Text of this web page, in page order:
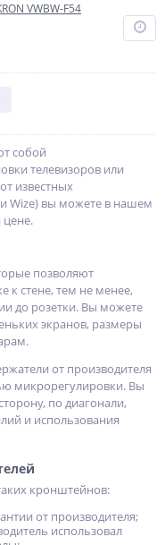
VWBW-F54
собой
телевизоров или
известных
и Wize) вы можете в нашем
цене.
позволяют
к стене, тем не менее,
до розетки. Вы можете
экранов, размеры
от производителя
микрорегулировки. Вы
по диагонали,
и использования
кронштейнов:
от производителя;
использовал